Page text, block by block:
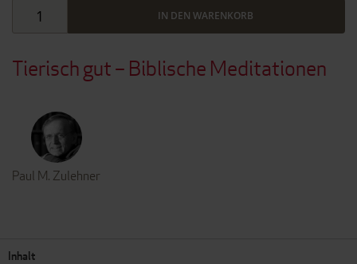
Tierisch gut – Biblische Meditationen
Paul M. Zulehner
IN DEN WARENKORB
Inhalt